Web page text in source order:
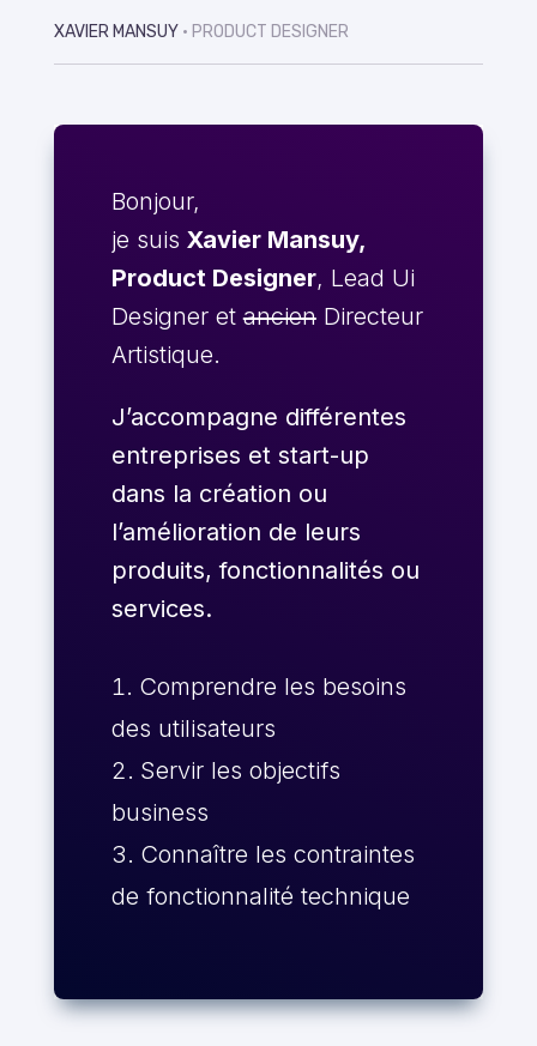
XAVIER MANSUY • PRODUCT DESIGNER
Bonjour,
je suis Xavier Mansuy,
Product Designer, Lead Ui
Designer etancienDirecteur
Artistique.
J’accompagne différentes
entreprises et start-up
dans la création ou
l’amélioration de leurs
produits, fonctionnalités ou
services.
Comprendre les besoins
des utilisateurs
Servir les objectifs
business
Connaître les contraintes
de fonctionnalité technique